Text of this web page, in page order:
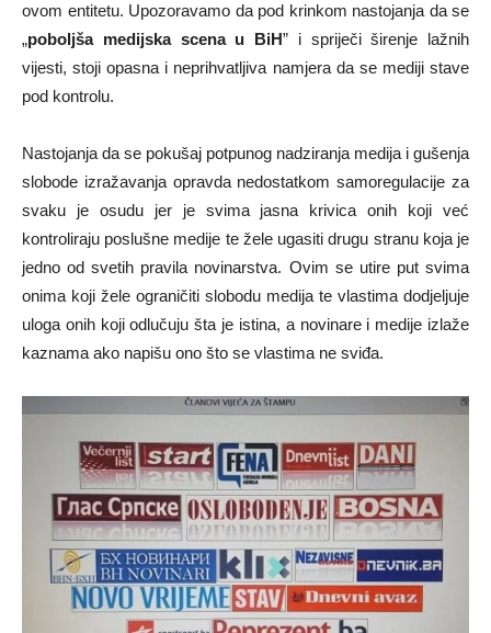
ovom entitetu. Upozoravamo da pod krinkom nastojanja da se
„poboljša medijska scena u BiH” i spriječi širenje lažnih
vijesti, stoji opasna i neprihvatljiva namjera da se mediji stave
pod kontrolu.
Nastojanja da se pokušaj potpunog nadziranja medija i gušenja
slobode izražavanja opravda nedostatkom samoregulacije za
svaku je osudu jer je svima jasna krivica onih koji već
kontroliraju poslušne medije te žele ugasiti drugu stranu koja je
jedno od svetih pravila novinarstva. Ovim se utire put svima
onima koji žele ograničiti slobodu medija te vlastima dodjeljuje
uloga onih koji odlučuju šta je istina, a novinare i medije izlaže
kaznama ako napišu ono što se vlastima ne sviđa.